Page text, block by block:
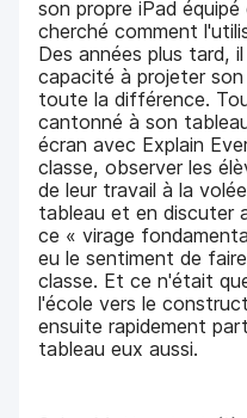
son propre iPad
cherché comment
Des années plus tard,
capacité à projeter
toute la différence.
cantonné à son
écran avec Explain
classe, observer les
de leur travail à la
tableau et en discuter
ce « virage
eu le sentiment de
classe. Et ce n'était
l'école vers le
ensuite rapidement
tableau eux aussi.